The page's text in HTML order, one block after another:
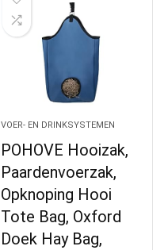
VOER- EN DRINKSYSTEMEN
POHOVE Hooizak,
Paardenvoerzak,
Opknoping Hooi
Tote Bag, Oxford
Doek Hay Bag,